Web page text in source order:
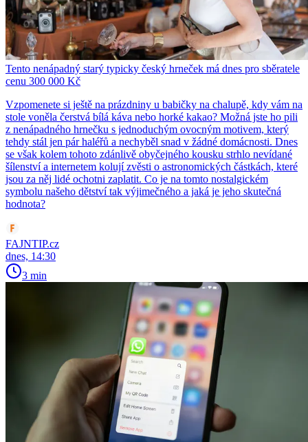
Tento nenápadný starý typicky český hrneček má dnes pro sběratele
cenu 300 000 Kč
Vzpomenete si ještě na prázdniny u babičky na chalupě, kdy vám na
stole voněla čerstvá bílá káva nebo horké kakao? Možná jste ho pili
z nenápadného hrnečku s jednoduchým ovocným motivem, který
tehdy stál jen pár haléřů a nechyběl snad v žádné domácnosti. Dnes
se však kolem tohoto zdánlivě obyčejného kousku strhlo nevídané
šílenství a internetem kolují zvěsti o astronomických částkách, které
jsou za něj lidé ochotni zaplatit. Co je na tomto nostalgickém
symbolu našeho dětství tak výjimečného a jaká je jeho skutečná
hodnota?
FAJNTIP.cz
dnes, 14:30
3 min